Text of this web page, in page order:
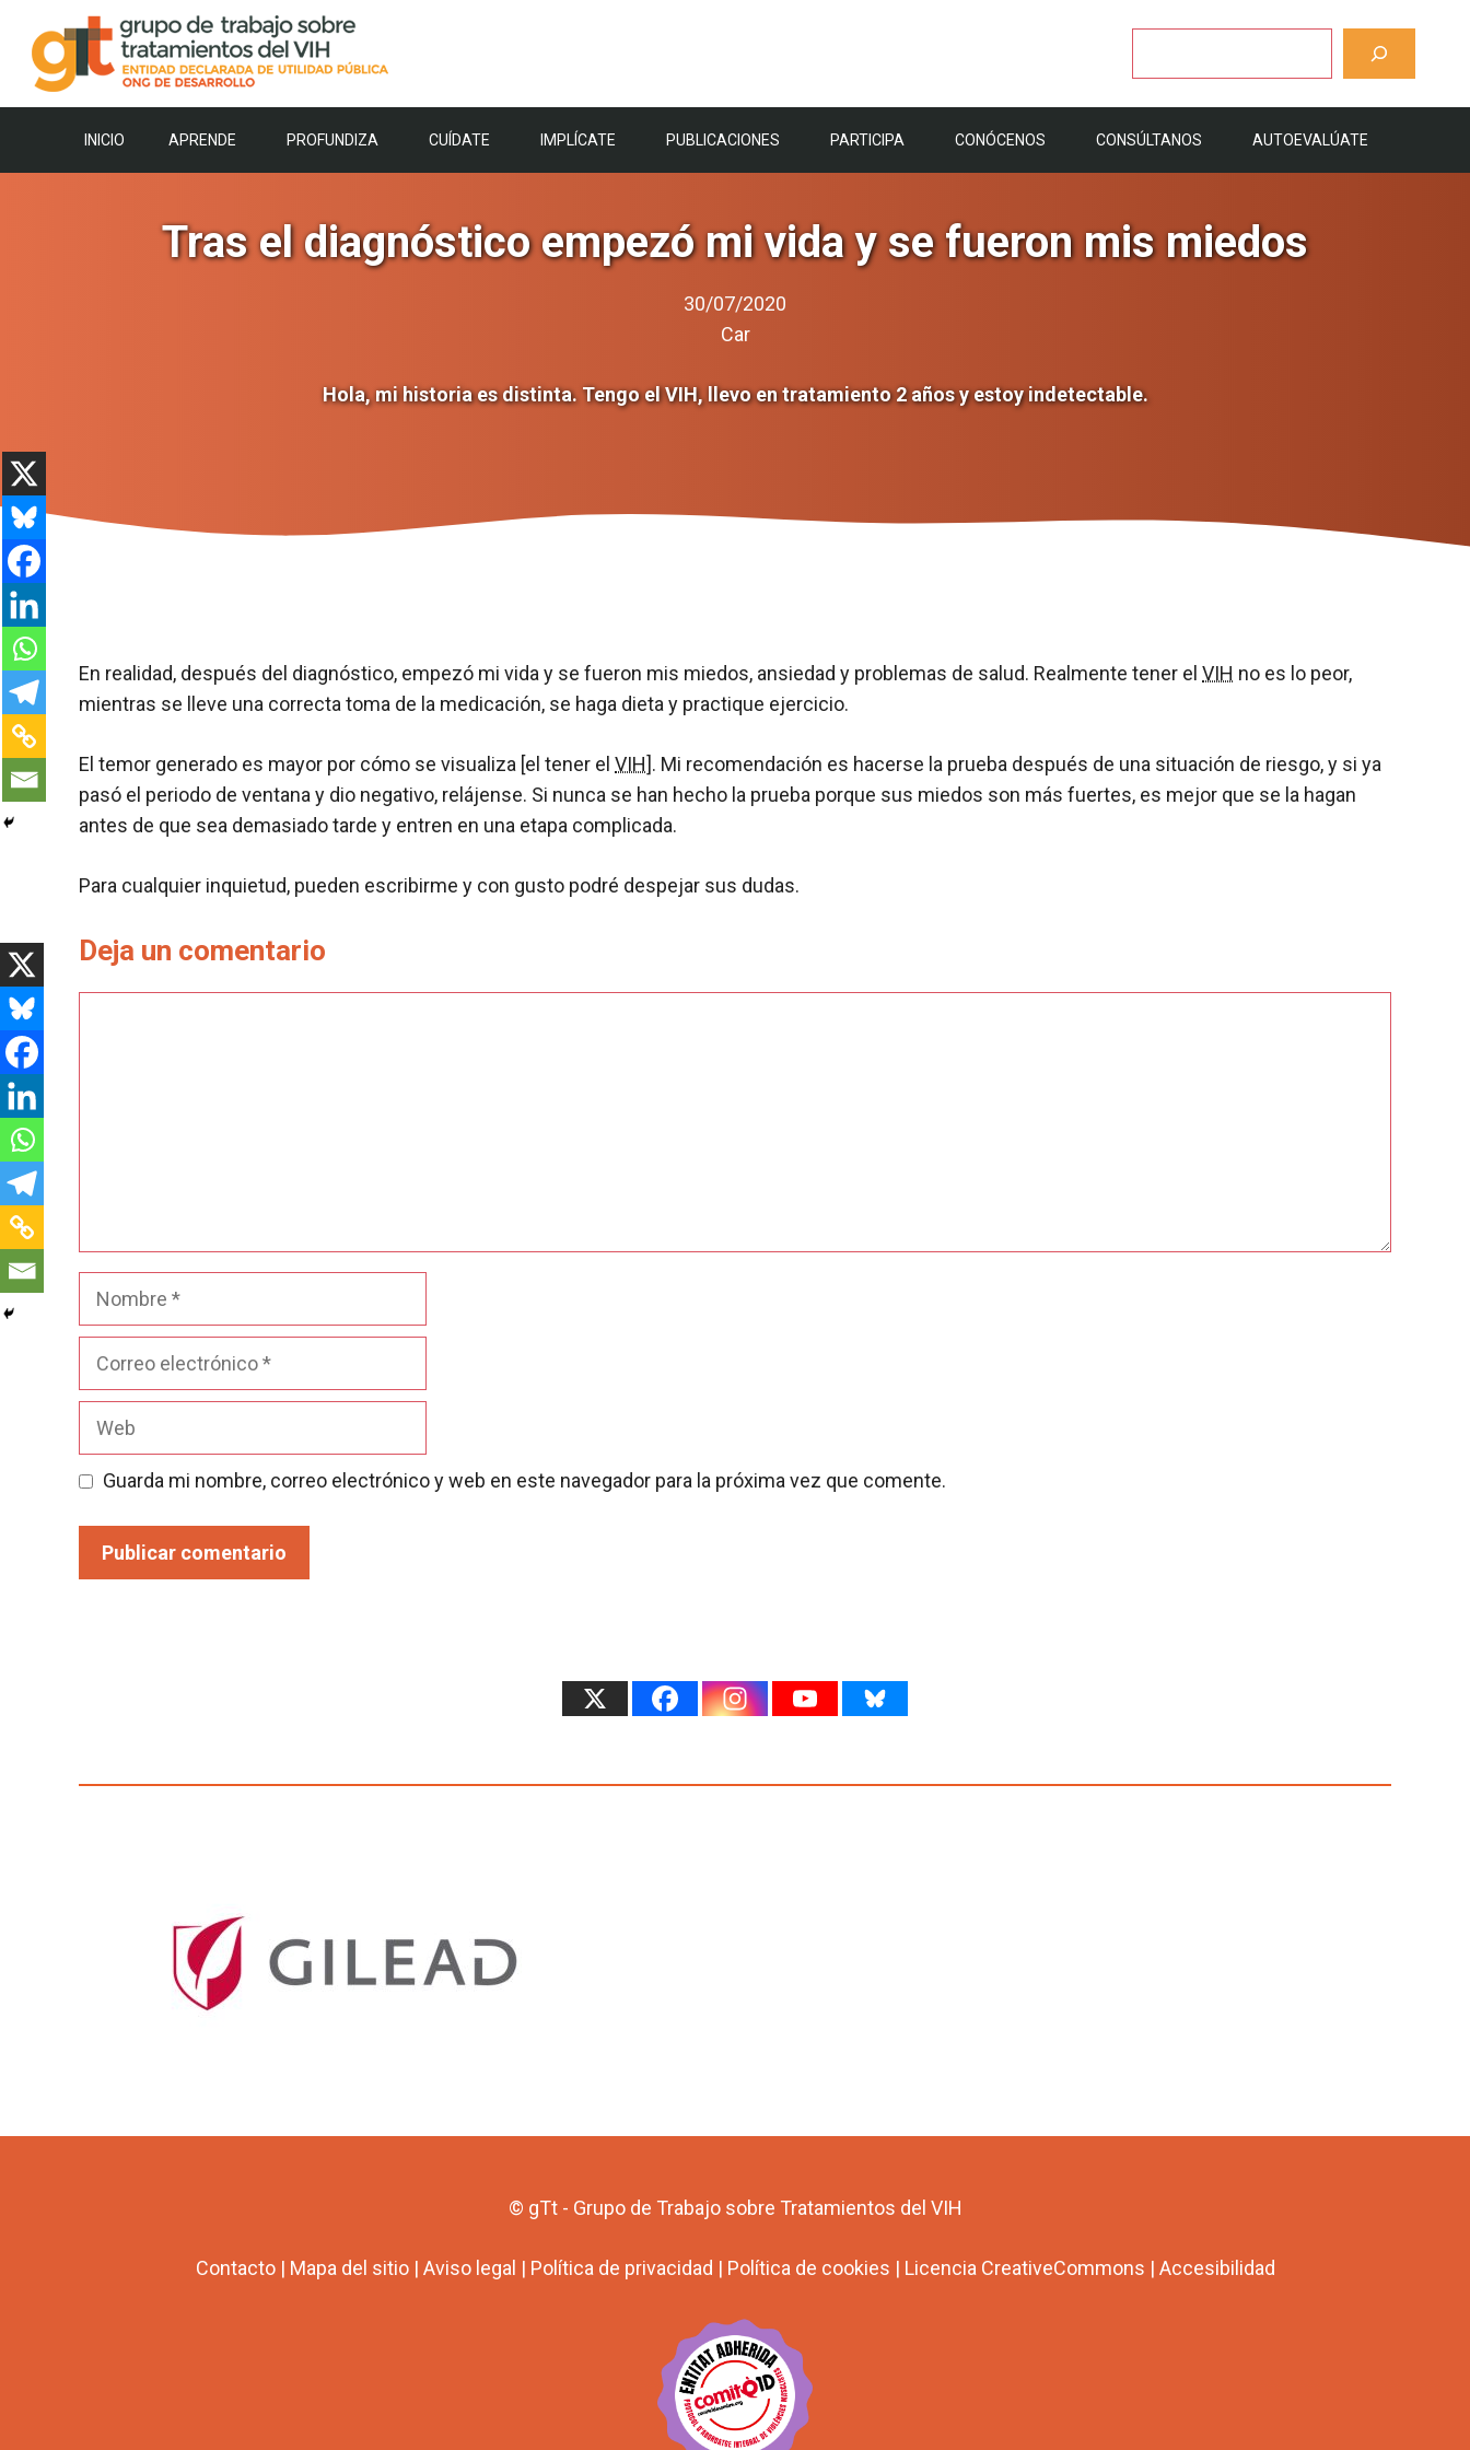
contenido
INICIO APRENDE PROFUNDIZA CUÍDATE IMPLÍCATE PUBLICACIONES PARTICIPA CONÓCENOS CONSÚLTANOS AUTOEVALÚATE
Tras el diagnóstico empezó mi vida y se fueron mis miedos
30/07/2020
Car
Hola, mi historia es distinta. Tengo el VIH, llevo en tratamiento 2 años y estoy indetectable.
En realidad, después del diagnóstico, empezó mi vida y se fueron mis miedos, ansiedad y problemas de salud. Realmente tener el VIH no es lo peor,
mientras se lleve una correcta toma de la medicación, se haga dieta y practique ejercicio.
El temor generado es mayor por cómo se visualiza [el tener el VIH]. Mi recomendación es hacerse la prueba después de una situación de riesgo, y si ya
pasó el periodo de ventana y dio negativo, relájense. Si nunca se han hecho la prueba porque sus miedos son más fuertes, es mejor que se la hagan
antes de que sea demasiado tarde y entren en una etapa complicada.
Para cualquier inquietud, pueden escribirme y con gusto podré despejar sus dudas.
Deja un comentario
Nombre
Guarda mi nombre, correo electrónico y web en este navegador para la próxima vez que comente.
© gTt - Grupo de Trabajo sobre Tratamientos del VIH
Contacto| Mapa del sitio| Aviso legal | Política de privacidad | Política de cookies | Licencia CreativeCommons | Accesibilidad